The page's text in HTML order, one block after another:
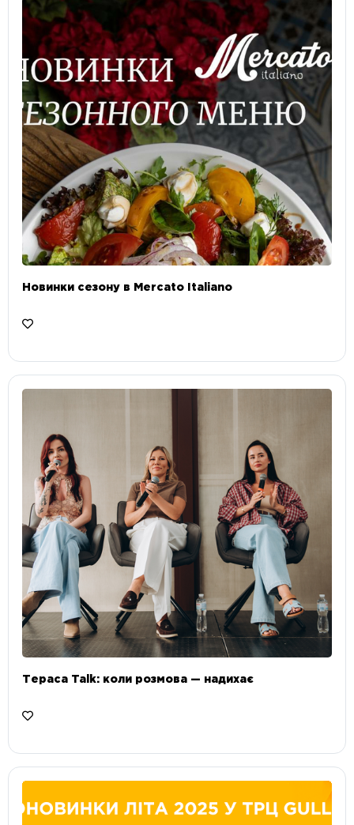
Новинки сезону в Mercato Italiano
Тераса Talk: коли розмова — надихає